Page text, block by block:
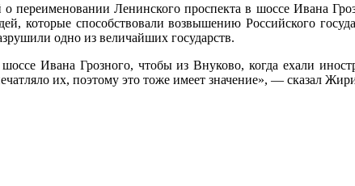
Ленинского проспекта в шоссе Ивана
которые способствовали возвышению Российского
одно из величайших государств.
Ивана Грозного, чтобы из Внуково, когда ехали
их, поэтому это тоже имеет значение», — сказал